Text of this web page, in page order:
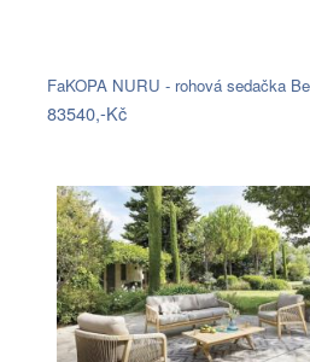
83540,-Kč